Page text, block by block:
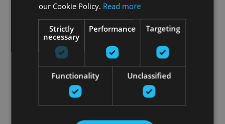
our Cookie Policy. Read more
Strictly
necessary
Performance Targeting
Functionality Unclassified